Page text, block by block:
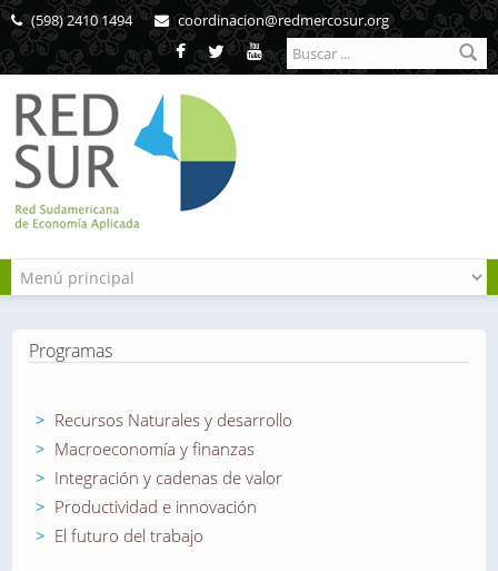
Pasar al contenido principal
(598) 2410 1494 coordinacion@redmercosur.org
Formulario de
búsqueda
Programas
Recursos Naturales y desarrollo
Macroeconomía y finanzas
Integración y cadenas de valor
Productividad e innovación
El futuro del trabajo